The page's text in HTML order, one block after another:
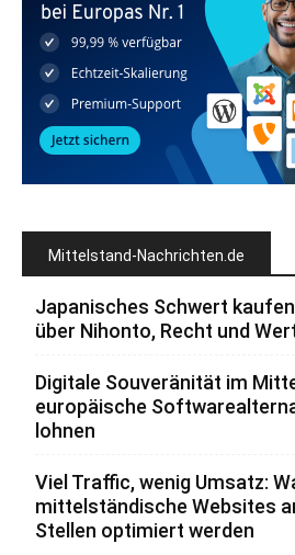
Mittelstand-Nachrichten.de
Japanisches Schwert
über Nihonto, Recht und
Digitale Souveränität im
europäische
lohnen
Viel Traffic, wenig Umsatz:
mittelständische Websites
Stellen optimiert werden